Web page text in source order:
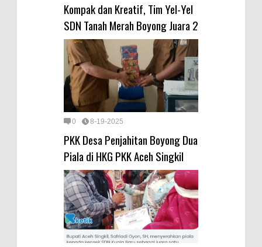
Kompak dan Kreatif, Tim Yel-Yel
SDN Tanah Merah Boyong Juara 2
0 8-19-2025
PKK Desa Penjahitan Boyong Dua
Piala di HKG PKK Aceh Singkil